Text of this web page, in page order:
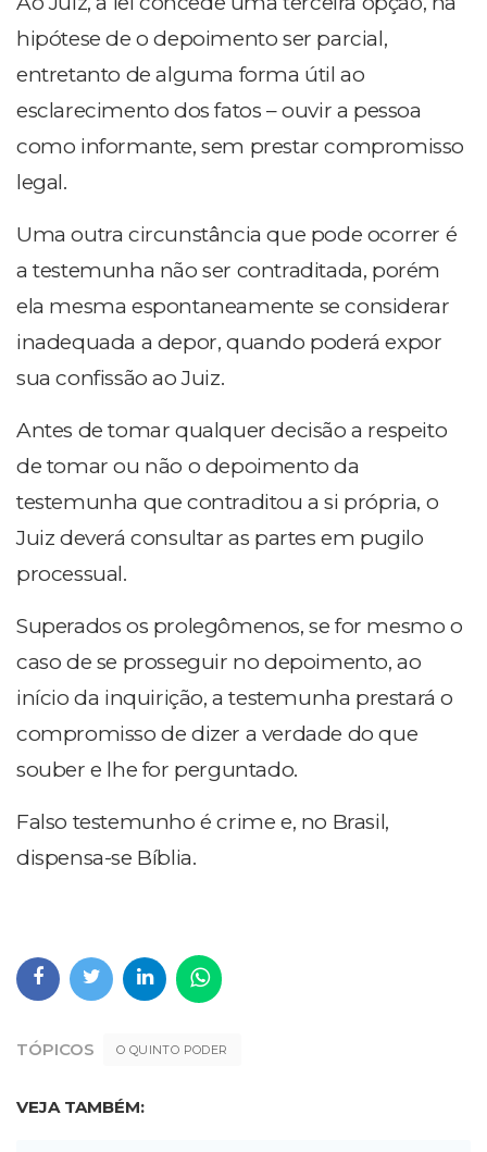
hipótese de o depoimento ser parcial,
entretanto de alguma forma útil ao
esclarecimento dos fatos – ouvir a pessoa
como informante, sem prestar compromisso
legal.
Uma outra circunstância que pode ocorrer é
a testemunha não ser contraditada, porém
ela mesma espontaneamente se considerar
inadequada a depor, quando poderá expor
sua confissão ao Juiz.
Antes de tomar qualquer decisão a respeito
de tomar ou não o depoimento da
testemunha que contraditou a si própria, o
Juiz deverá consultar as partes em pugilo
processual.
Superados os prolegômenos, se for mesmo o
caso de se prosseguir no depoimento, ao
início da inquirição, a testemunha prestará o
compromisso de dizer a verdade do que
souber e lhe for perguntado.
Falso testemunho é crime e, no Brasil,
dispensa-se Bíblia.
TÓPICOS O QUINTO PODER
VEJA TAMBÉM: